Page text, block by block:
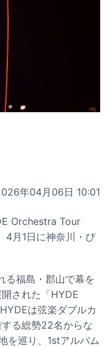
年04月06日 10:01
Orchestra Tour
4月1日に神奈川・ぴ
る福島・郡山で幕を
された「HYDE
は弦楽ダブルカ
る総勢22名からな
を巡り、1stアルバム